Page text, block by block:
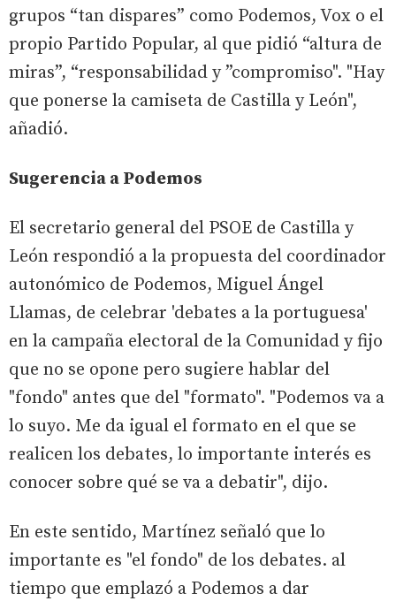
grupos “tan dispares” como Podemos, Vox o el
propio Partido Popular, al que pidió “altura de
miras”, “responsabilidad y ”compromiso". "Hay
que ponerse la camiseta de Castilla y León",
añadió.
Sugerencia a Podemos
El secretario general del PSOE de Castilla y
León respondió a la propuesta del coordinador
autonómico de Podemos, Miguel Ángel
Llamas, de celebrar 'debates a la portuguesa'
en la campaña electoral de la Comunidad y fijo
que no se opone pero sugiere hablar del
"fondo" antes que del "formato". "Podemos va a
lo suyo. Me da igual el formato en el que se
realicen los debates, lo importante interés es
conocer sobre qué se va a debatir", dijo.
En este sentido, Martínez señaló que lo
importante es "el fondo" de los debates. al
tiempo que emplazó a Podemos a dar